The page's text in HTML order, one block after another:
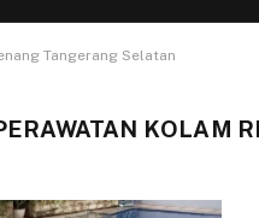
Tangerang Selatan
KOLAM